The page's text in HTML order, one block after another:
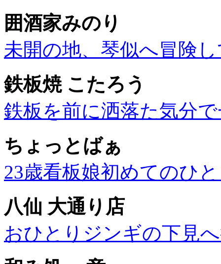
囲酒家みのり
未開の地、琴似へ冒険
鉄板焼 こたろう
鉄板を前に洒落た気分
ちょっとばぁ
23歳看板娘初めてのひ
八仙 大通り店
おひとりジンギの下見